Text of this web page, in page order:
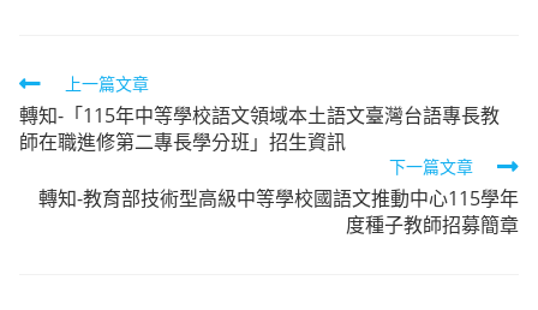
Read
more
articles
上一篇文章
轉知-「115年中等學校語文領域本土語文臺灣台語專長教
師在職進修第二專長學分班」招生資訊
下一篇文章
轉知-教育部技術型高級中等學校國語文推動中心115學年
度種子教師招募簡章